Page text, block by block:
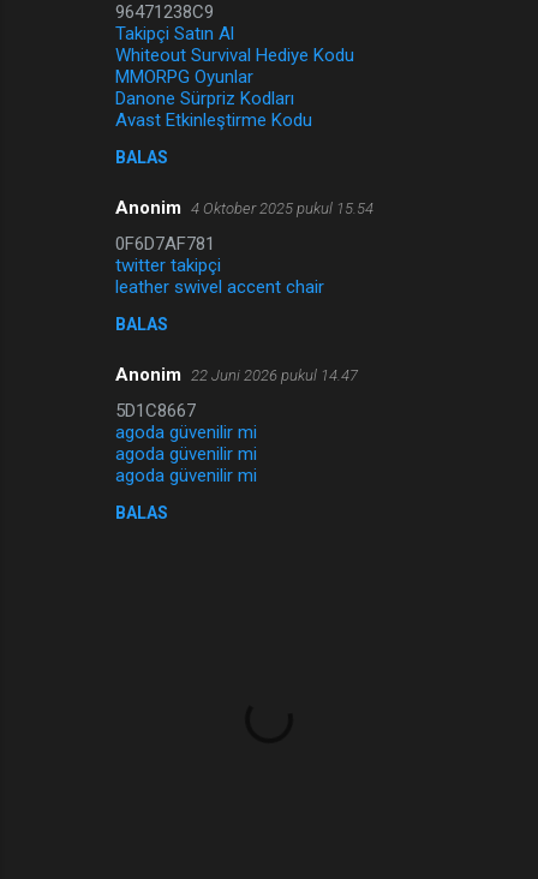
96471238C9
Takipçi Satın Al
Whiteout Survival Hediye Kodu
MMORPG Oyunlar
Danone Sürpriz Kodları
Avast Etkinleştirme Kodu
BALAS
Anonim 4 Oktober 2025 pukul 15.54
0F6D7AF781
twitter takipçi
leather swivel accent chair
BALAS
Anonim 22 Juni 2026 pukul 14.47
5D1C8667
agoda güvenilir mi
agoda güvenilir mi
agoda güvenilir mi
BALAS